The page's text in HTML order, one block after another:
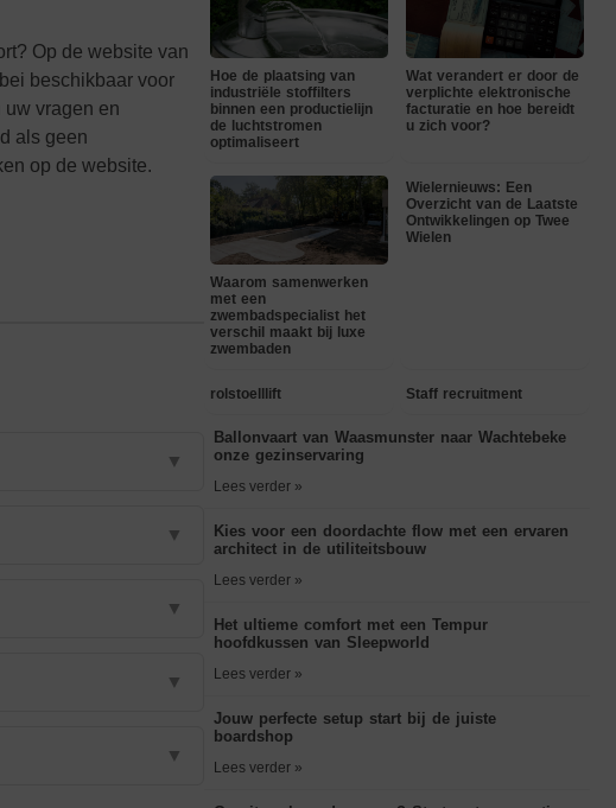
Op de website van
beschikbaar voor
vragen en
als geen
op de website.
▼
▼
▼
▼
▼
Hoe de plaatsing van
industriële stoffilters
binnen een productielijn
de luchtstromen
optimaliseert
Wat verandert er door de
verplichte elektronische
facturatie en hoe bereidt
u zich voor?
Waarom samenwerken
met een
zwembadspecialist het
verschil maakt bij luxe
zwembaden
Wielernieuws: Een
Overzicht van de Laatste
Ontwikkelingen op Twee
Wielen
rolstoelllift Staff recruitment
Ballonvaart van Waasmunster naar Wachtebeke
onze gezinservaring
Lees verder »
Kies voor een doordachte flow met een ervaren
architect in de utiliteitsbouw
Lees verder »
Het ultieme comfort met een Tempur
hoofdkussen van Sleepworld
Lees verder »
Jouw perfecte setup start bij de juiste
boardshop
Lees verder »